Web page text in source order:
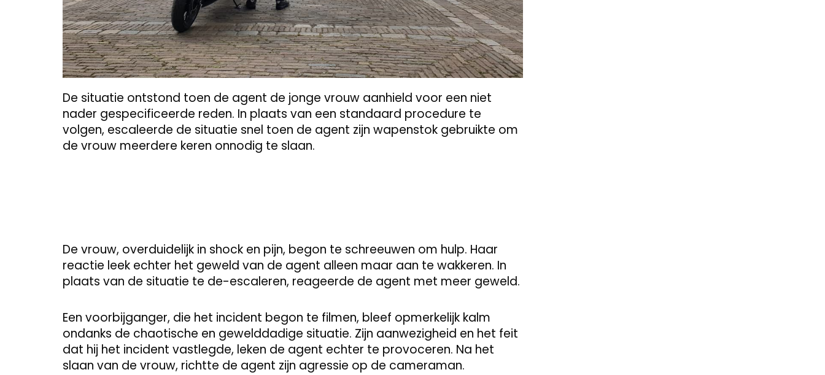
De situatie ontstond toen de agent de jonge vrouw aanhield voor een niet
nader gespecificeerde reden. In plaats van een standaard procedure te
volgen, escaleerde de situatie snel toen de agent zijn wapenstok gebruikte om
de vrouw meerdere keren onnodig te slaan.
De vrouw, overduidelijk in shock en pijn, begon te schreeuwen om hulp. Haar
reactie leek echter het geweld van de agent alleen maar aan te wakkeren. In
plaats van de situatie te de-escaleren, reageerde de agent met meer geweld.
Een voorbijganger, die het incident begon te filmen, bleef opmerkelijk kalm
ondanks de chaotische en gewelddadige situatie. Zijn aanwezigheid en het feit
dat hij het incident vastlegde, leken de agent echter te provoceren. Na het
slaan van de vrouw, richtte de agent zijn agressie op de cameraman.